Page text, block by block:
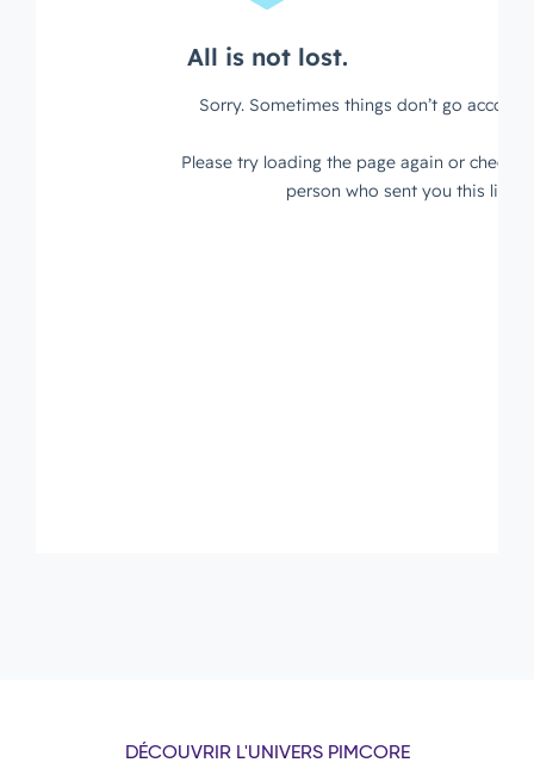
DÉCOUVRIR L'UNIVERS PIMCORE